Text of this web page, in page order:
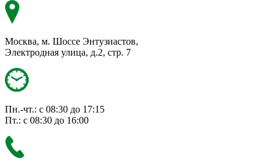
Москва, м. Шоссе Энтузиастов,
Электродная улица, д.2, стр. 7
Пн.-чт.: с 08:30 до 17:15
Пт.: с 08:30 до 16:00